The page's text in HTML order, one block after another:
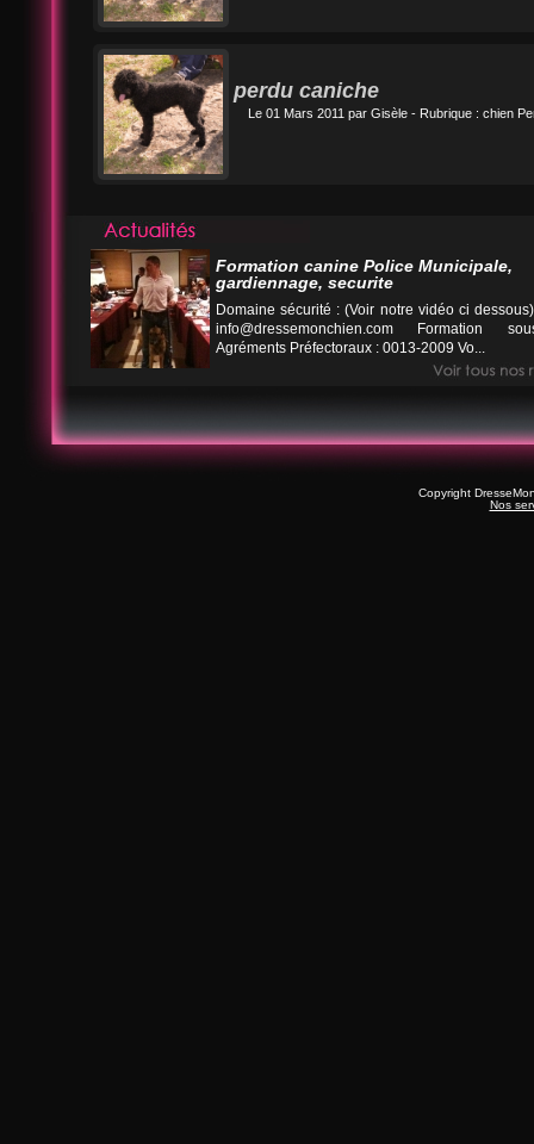
perdu caniche
Le 01 Mars 2011 par Gisèle - Rubrique : chien
Formation canine Police Municipale,
gardiennage, securite
Domaine sécurité : (Voir notre vidéo ci
info@dressemonchien.com Formation
Agréments Préfectoraux : 0013-2009 Vo...
Copyright
Nos